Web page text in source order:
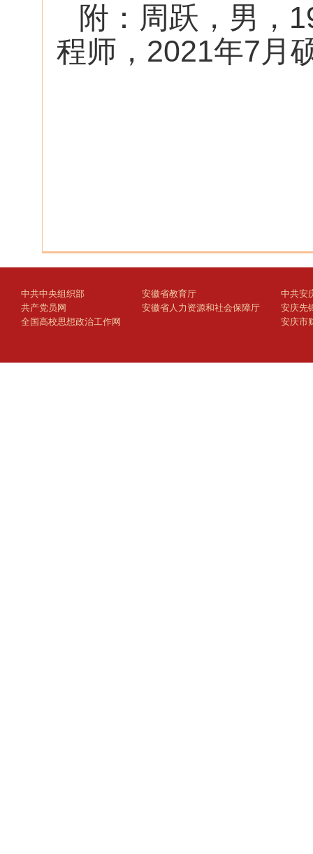
附：周跃，男，
程师，2021年7月
中共中央组织部
共产党员网
全国高校思想政治工作网
安徽省教育厅
安徽省人力资源和社会保障厅
中共安
安庆先
安庆市